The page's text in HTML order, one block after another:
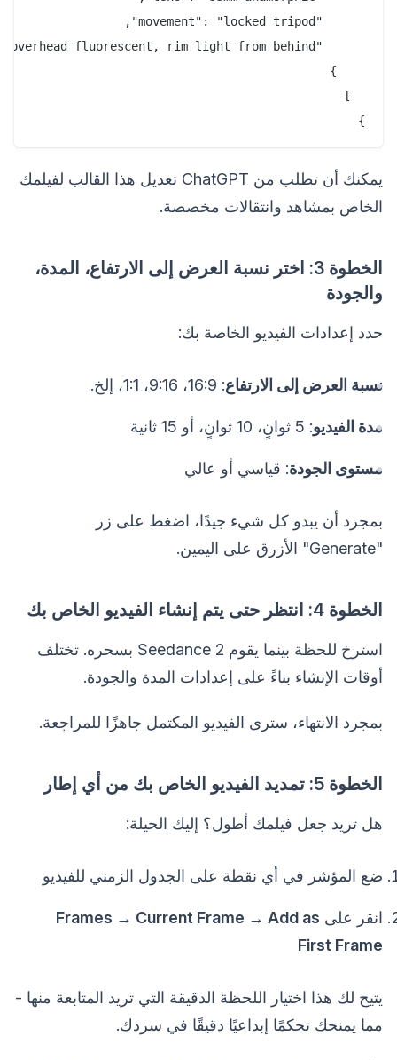
}
يمكنك أن تطلب من ChatGPT تعديل هذا القالب لفيلمك
الخاص بمشاهد وانتقالات مخصصة.
الخطوة 3: اختر نسبة العرض إلى الارتفاع، المدة،
والجودة
حدد إعدادات الفيديو الخاصة بك:
نسبة العرض إلى الارتفاع: 16:9، 9:16، 1:1، إلخ.
مدة الفيديو: 5 ثوانٍ، 10 ثوانٍ، أو 15 ثانية
مستوى الجودة: قياسي أو عالي
بمجرد أن يبدو كل شيء جيدًا، اضغط على زر
"Generate" الأزرق على اليمين.
الخطوة 4: انتظر حتى يتم إنشاء الفيديو الخاص بك
استرخ للحظة بينما يقوم Seedance 2 بسحره. تختلف
أوقات الإنشاء بناءً على إعدادات المدة والجودة.
بمجرد الانتهاء، سترى الفيديو المكتمل جاهزًا للمراجعة.
الخطوة 5: تمديد الفيديو الخاص بك من أي إطار
هل تريد جعل فيلمك أطول؟ إليك الحيلة:
ضع المؤشر في أي نقطة على الجدول الزمني للفيديو
انقر على Frames → Current Frame → Add as
First Frame
يتيح لك هذا اختيار اللحظة الدقيقة التي تريد المتابعة منها -
مما يمنحك تحكمًا إبداعيًا دقيقًا في سردك.